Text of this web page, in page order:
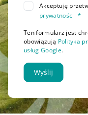
Akceptuję
prywatności *
Ten formularz jest
obowiązują Polityka
usług Google.
Wyślij